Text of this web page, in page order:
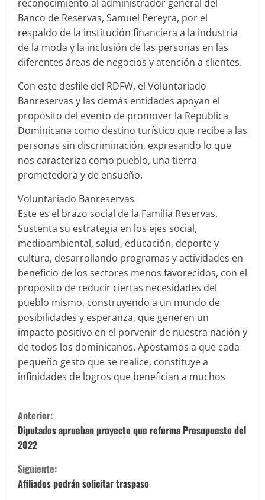
reconocimiento al administrador general del
Banco de Reservas, Samuel Pereyra, por el
respaldo de la institución financiera a la industria
de la moda y la inclusión de las personas en las
diferentes áreas de negocios y atención a clientes.
Con este desfile del RDFW, el Voluntariado
Banreservas y las demás entidades apoyan el
propósito del evento de promover la República
Dominicana como destino turístico que recibe a las
personas sin discriminación, expresando lo que
nos caracteriza como pueblo, una tierra
prometedora y de ensueño.
Voluntariado Banreservas
Este es el brazo social de la Familia Reservas.
Sustenta su estrategia en los ejes social,
medioambiental, salud, educación, deporte y
cultura, desarrollando programas y actividades en
beneficio de los sectores menos favorecidos, con el
propósito de reducir ciertas necesidades del
pueblo mismo, construyendo a un mundo de
posibilidades y esperanza, que generen un
impacto positivo en el porvenir de nuestra nación y
de todos los dominicanos. Apostamos a que cada
pequeño gesto que se realice, constituye a
infinidades de logros que benefician a muchos
S
i
g
u
Anterior:
Diputados aprueban proyecto que reforma Presupuesto del
2022
Siguiente:
Afiliados podrán solicitar traspaso